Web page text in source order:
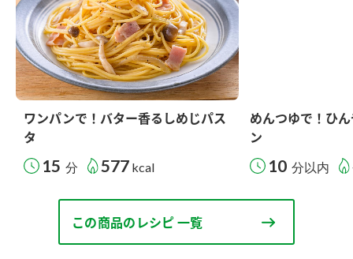
ワンパンで！バター香るしめじパス
タ
15 分 577 kcal
めんつゆで！ひ
ン
10 分以内
この商品のレシピ 一覧